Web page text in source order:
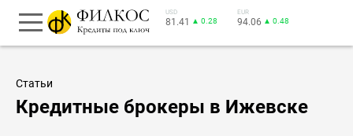
USD
81.41 ▲ 0.28
EUR
94.06 ▲ 0.48
Статьи
Кредитные брокеры в Ижевске